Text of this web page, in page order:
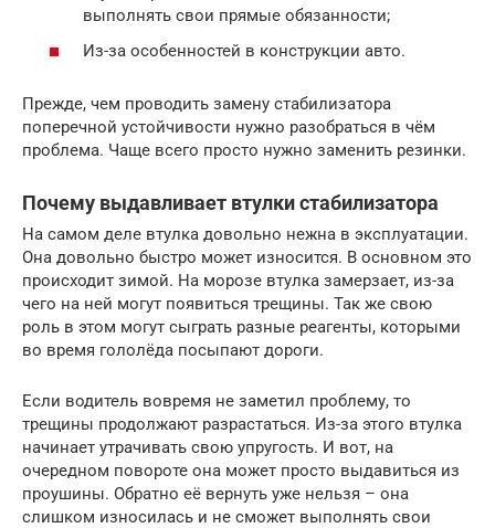
выполнять свои прямые обязанности;
Из-за особенностей в конструкции авто.
Прежде, чем проводить замену стабилизатора
поперечной устойчивости нужно разобраться в чём
проблема. Чаще всего просто нужно заменить резинки.
Почему выдавливает втулки стабилизатора
На самом деле втулка довольно нежна в эксплуатации.
Она довольно быстро может износится. В основном это
происходит зимой. На морозе втулка замерзает, из-за
чего на ней могут появиться трещины. Так же свою
роль в этом могут сыграть разные реагенты, которыми
во время гололёда посыпают дороги.
Если водитель вовремя не заметил проблему, то
трещины продолжают разрастаться. Из-за этого втулка
начинает утрачивать свою упругость. И вот, на
очередном повороте она может просто выдавиться из
проушины. Обратно её вернуть уже нельзя – она
слишком износилась и не сможет выполнять свои